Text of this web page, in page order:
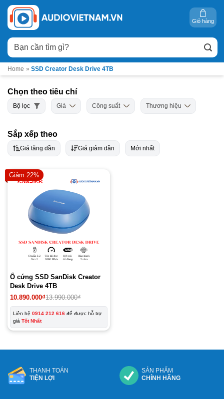
Bỏ
qua
nội
dung
Tìm
kiếm:
Giỏ hàng
Home » SSD Creator Desk Drive 4TB
Chọn theo tiêu chí
Bộ lọc Giá Công suất Thương hiệu
Sắp xếp theo
Giá tăng dần Giá giảm dần Mới nhất
Giảm 22%
Ổ cứng SSD SanDisk Creator
Desk Drive 4TB
13.990.000₫
Giá
gốc
là:
13.990.000₫.
10.890.000₫
Giá
hiện
tại
là:
10.890.000₫.
Liên hệ 0914 212 616 để được hỗ trợ
giá Tốt Nhất
THANH TOÁN
TIỆN LỢI
SẢN PHẨM
CHÍNH HÃNG